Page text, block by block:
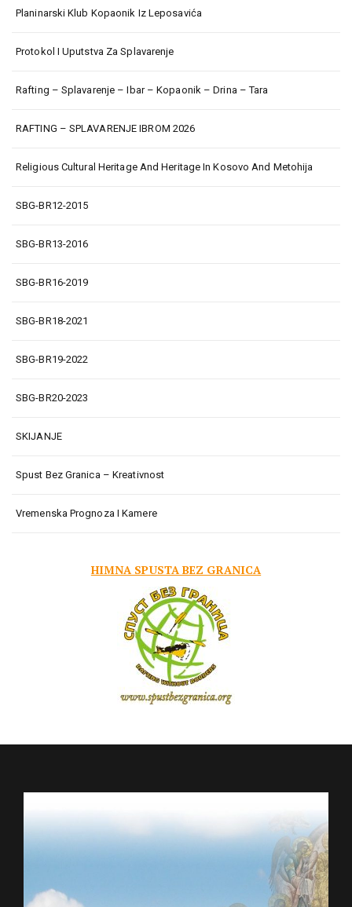
Planinarski Klub Kopaonik Iz Leposavića
Protokol I Uputstva Za Splavarenje
Rafting – Splavarenje – Ibar – Kopaonik – Drina – Tara
RAFTING – SPLAVARENJE IBROM 2026
Religious Cultural Heritage And Heritage In Kosovo And Metohija
SBG-BR12-2015
SBG-BR13-2016
SBG-BR16-2019
SBG-BR18-2021
SBG-BR19-2022
SBG-BR20-2023
SKIJANJE
Spust Bez Granica – Kreativnost
Vremenska Prognoza I Kamere
HIMNA SPUSTA BEZ GRANICA